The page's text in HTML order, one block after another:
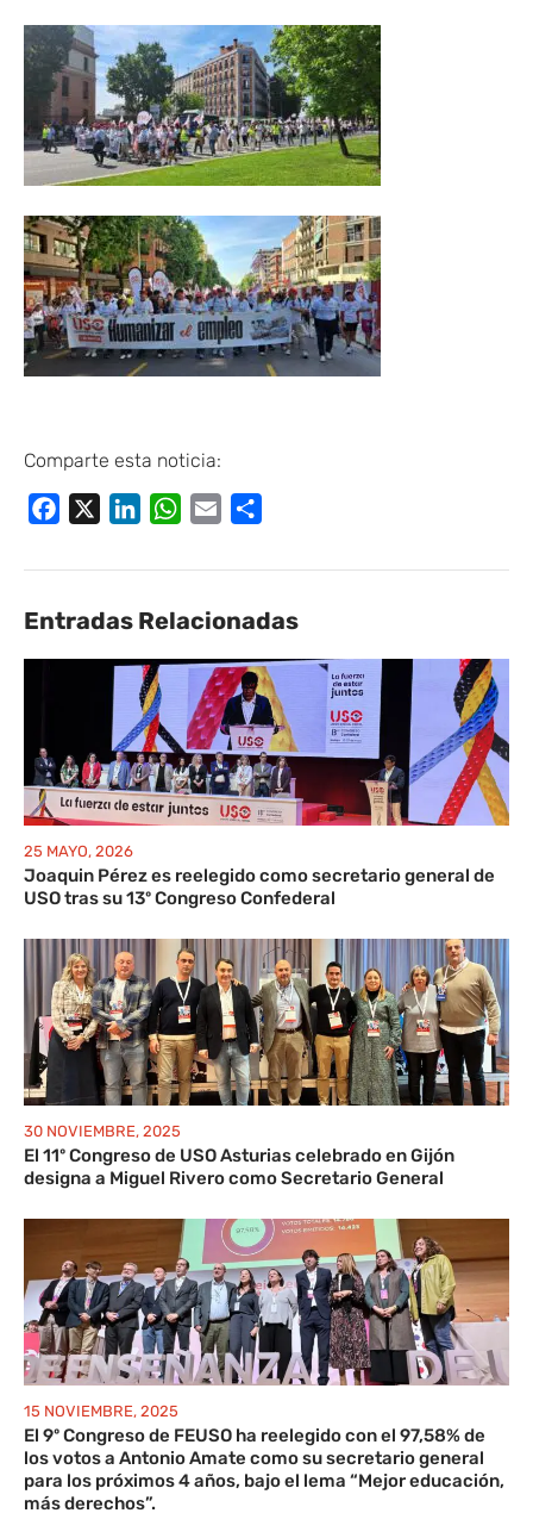
Comparte esta noticia:
Facebook LinkedInWhatsApp
Email
Entradas Relacionadas
25 MAYO, 2026
Joaquin Pérez es reelegido como secretario general de
USO tras su 13º Congreso Confederal
30 NOVIEMBRE, 2025
El 11º Congreso de USO Asturias celebrado en Gijón
designa a Miguel Rivero como Secretario General
15 NOVIEMBRE, 2025
El 9º Congreso de FEUSO ha reelegido con el 97,58% de
los votos a Antonio Amate como su secretario general
para los próximos 4 años, bajo el lema “Mejor educación,
más derechos”.